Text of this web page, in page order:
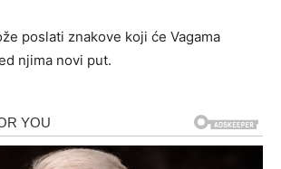
poslati znakove koji će Vagama
njima novi put.